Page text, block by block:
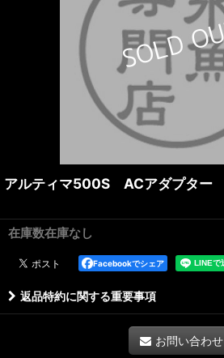
アルティマ500S ACアダプター
在庫数在庫なし
Facebookでシェア
返品特約に関する重要事項
お問い合わせ